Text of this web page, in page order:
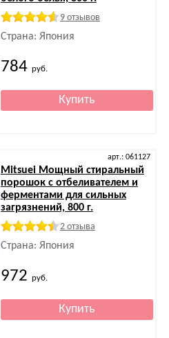
9 отзывов
Страна: Япония
784 руб.
арт.: 061127
MitsueiМощный стиральный
порошок с отбеливателем и
ферментами для сильных
загрязнений, 800 г.
2 отзыва
Страна: Япония
972 руб.